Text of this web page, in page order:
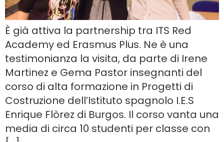
È già attiva la partnership tra ITS Red
Academy ed Erasmus Plus. Ne è una
testimonianza la visita, da parte di Irene
Martinez e Gema Pastor insegnanti del
corso di alta formazione in Progetti di
Costruzione dell’Istituto spagnolo I.E.S
Enrique Flòrez di Burgos. Il corso vanta una
media di circa 10 studenti per classe con